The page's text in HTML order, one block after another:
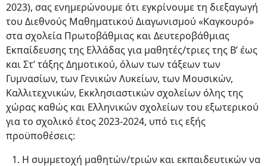
2023), σας ενημερώνουμε ότι εγκρίνουμε τη διεξαγωγή
του Διεθνούς Μαθηματικού Διαγωνισμού «Καγκουρό»
στα σχολεία Πρωτοβάθμιας και Δευτεροβάθμιας
Εκπαίδευσης της Ελλάδας για μαθητές/τριες της Β’ έως
και Στ’ τάξης Δημοτικού, όλων των τάξεων των
Γυμνασίων, των Γενικών Λυκείων, των Μουσικών,
Καλλιτεχνικών, Εκκλησιαστικών σχολείων όλης της
χώρας καθώς και Ελληνικών σχολείων του εξωτερικού
για το σχολικό έτος 2023-2024, υπό τις εξής
προϋποθέσεις:
Η συμμετοχή μαθητών/τριών και εκπαιδευτικών να